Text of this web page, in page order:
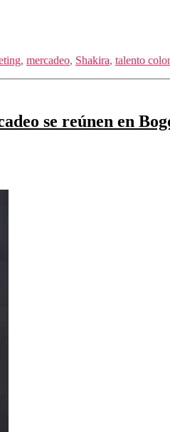
, mercadeo, Shakira, talento
se reúnen en